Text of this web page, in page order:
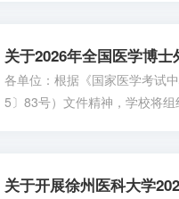
关于2026年全国医学博
各单位：根据《国家医学考试
5〕83号）文件精神，学校将
关于开展徐州医科大学